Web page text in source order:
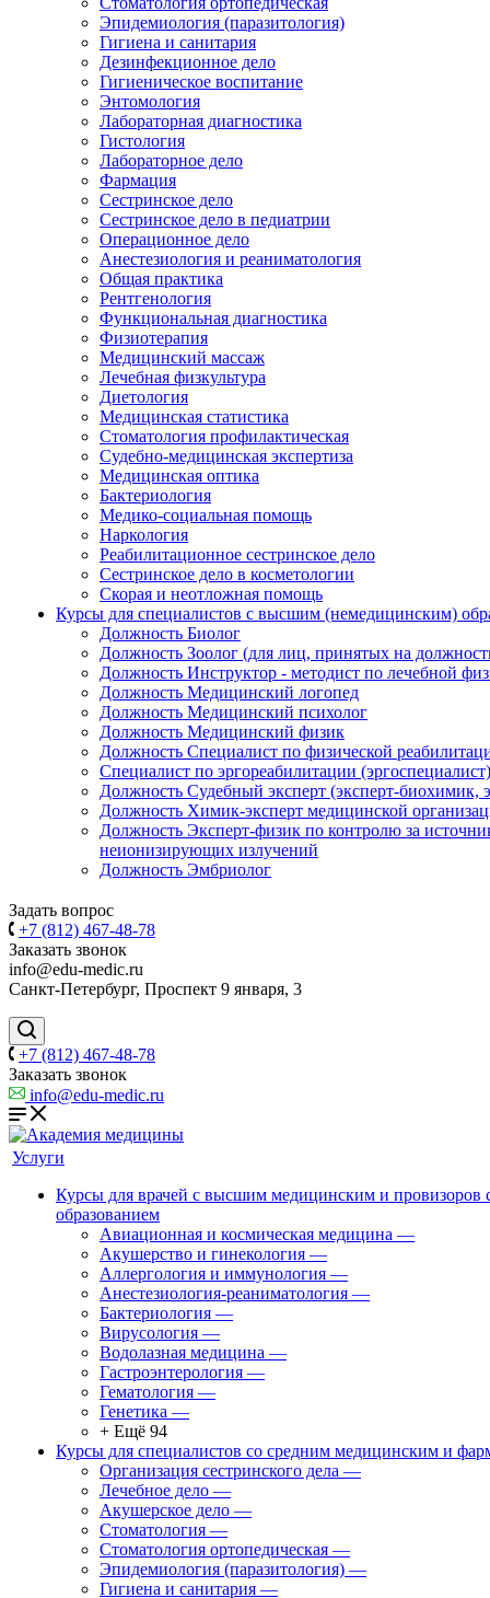
Эпидемиология (паразитология)
Гигиена и санитария
Дезинфекционное дело
Гигиеническое воспитание
Энтомология
Лабораторная диагностика
Гистология
Лабораторное дело
Фармация
Сестринское дело
Сестринское дело в педиатрии
Операционное дело
Анестезиология и реаниматология
Общая практика
Рентгенология
Функциональная диагностика
Физиотерапия
Медицинский массаж
Лечебная физкультура
Диетология
Медицинская статистика
Стоматология профилактическая
Судебно-медицинская экспертиза
Медицинская оптика
Бактериология
Медико-социальная помощь
Наркология
Реабилитационное сестринское дело
Сестринское дело в косметологии
Скорая и неотложная помощь
Курсы для специалистов с высшим (немедицинским)
Должность Биолог
Должность Зоолог (для лиц, принятых на
Должность Инструктор - методист по лечебной
Должность Медицинский логопед
Должность Медицинский психолог
Должность Медицинский физик
Должность Специалист по физической
Специалист по эргореабилитации (эргоспециалист)
Должность Судебный эксперт (эксперт-биохимик,
Должность Химик-эксперт медицинской
Должность Эксперт-физик по контролю за
неионизирующих излучений
Должность Эмбриолог
Задать вопрос
+7 (812) 467-48-78
Заказать звонок
info@edu-medic.ru
Санкт-Петербург, Проспект 9 января, 3
+7 (812) 467-48-78
Заказать звонок
info@edu-medic.ru
Услуги
Курсы для врачей с высшим медицинским и
образованием
Авиационная и космическая медицина —
Акушерство и гинекология —
Аллергология и иммунология —
Анестезиология-реаниматология —
Бактериология —
Вирусология —
Водолазная медицина —
Гастроэнтерология —
Гематология —
Генетика —
+ Ещё 94
Курсы для специалистов со средним медицинским и
Организация сестринского дела —
Лечебное дело —
Акушерское дело —
Стоматология —
Стоматология ортопедическая —
Эпидемиология (паразитология) —
Гигиена и санитария —